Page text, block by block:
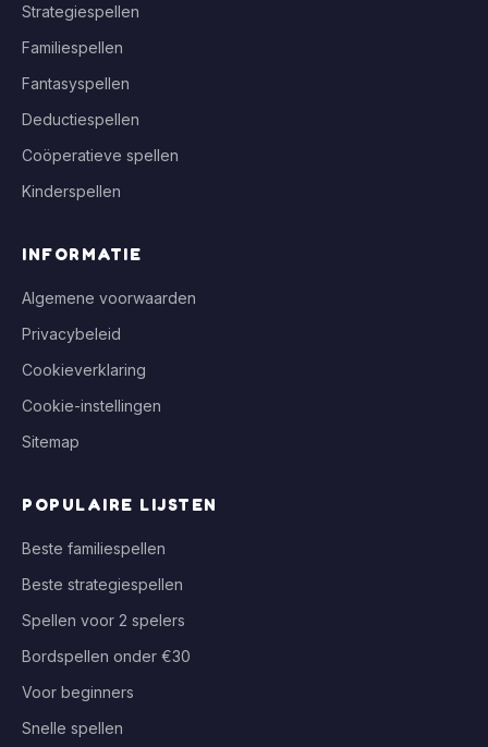
Strategiespellen
Familiespellen
Fantasyspellen
Deductiespellen
Coöperatieve spellen
Kinderspellen
INFORMATIE
Algemene voorwaarden
Privacybeleid
Cookieverklaring
Cookie-instellingen
Sitemap
POPULAIRE LIJSTEN
Beste familiespellen
Beste strategiespellen
Spellen voor 2 spelers
Bordspellen onder €30
Voor beginners
Snelle spellen